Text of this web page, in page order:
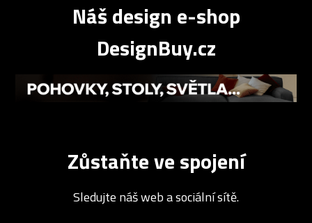
Náš design e-shop
DesignBuy.cz
Zůstaňte ve spojení
Sledujte náš web a sociální sítě.